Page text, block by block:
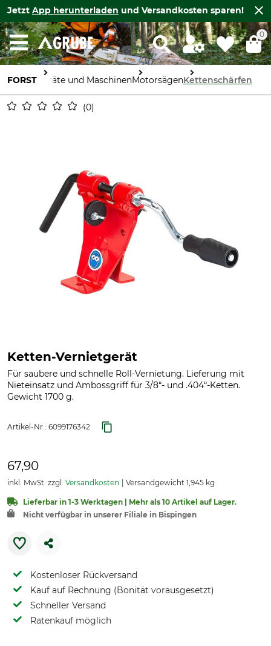
Jetzt App herunterladen und Versandkosten sparen!
0
FORST Geräte und MaschinenMotorsägenKettenschärfen
0
Ketten-Vernietgerät
Für saubere und schnelle Roll-Vernietung. Lieferung mit
Nieteinsatz und Ambossgriff für 3/8“- und .404“-Ketten.
Gewicht 1700 g.
Artikel-Nr.: 6099176342
67,90
inkl. MwSt. zzgl. Versandkosten Versandgewicht 1,945 kg
Lieferbar in 1-3 Werktagen | Mehr als 10 Artikel auf Lager.
Nicht verfügbar in unserer Filiale in Bispingen
Kostenloser Rückversand
Kauf auf Rechnung (Bonität vorausgesetzt)
Schneller Versand
Ratenkauf möglich